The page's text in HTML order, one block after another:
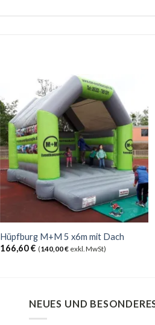
Hüpfburg M+M 5 x6m mit Dach
166,60€ (140,00€exkl. MwSt)
NEUES UND